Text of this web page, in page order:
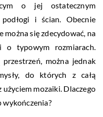
o jej ostatecznym
i ścian. Obecnie
się zdecydować, na
o typowym rozmiarach.
można jednak
do których z całą
mozaiki. Dlaczego
wykończenia?